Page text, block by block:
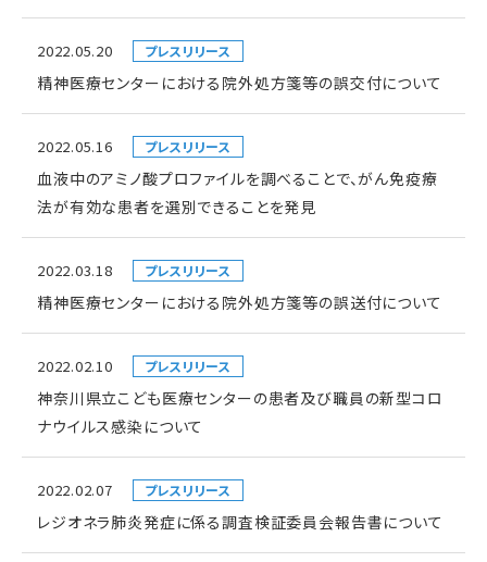
2022.05.20 プレスリリース
精神医療センターにおける院外処方箋等の誤交付について
2022.05.16 プレスリリース
血液中のアミノ酸プロファイルを調べることで、がん免疫療
法が有効な患者を選別できることを発見
2022.03.18 プレスリリース
精神医療センターにおける院外処方箋等の誤送付について
2022.02.10 プレスリリース
神奈川県立こども医療センターの患者及び職員の新型コロ
ナウイルス感染について
2022.02.07 プレスリリース
レジオネラ肺炎発症に係る調査検証委員会報告書について